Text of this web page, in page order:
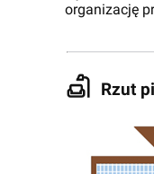
organizację
Rzut